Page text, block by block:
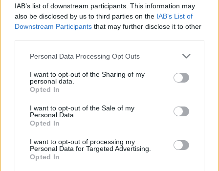
IAB’s list of downstream participants. This information may
also be disclosed by us to third parties on the IAB’s List of
Downstream Participants that may further disclose it to other
Personal Data Processing Opt Outs
I want to opt-out of the Sharing of my
personal data.
Opted In
I want to opt-out of the Sale of my
Personal Data.
Opted In
I want to opt-out of processing my
Personal Data for Targeted Advertising.
Opted In
ΔΙΕΘΝΗ • ΜΑΤΙΕΣ ΣΤΟ ΠΑΡΕΛΘΟΝ
Χιροσίμα: 81 χρόνια από τον πυρηνικό
ανθρωπότητα
6 Αυγούστου 2026 09:42
ΕΝΔΙΑΦΕΡΟΝΤΑ
Tα ζώδια της Πέμπτης 6 Αυγούστου
Δημοφιλή αυτή την εβδομάδα